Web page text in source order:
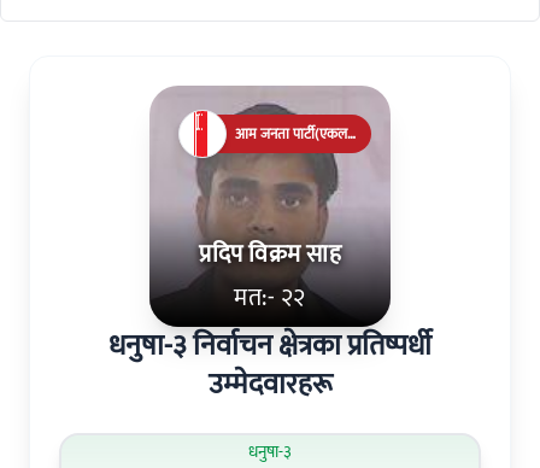
प्रदिप विक्रम साह
मत:- २२
आम जनता पार्टी(एकल
चुनाव चिन्ह)
धनुषा-३ निर्वाचन क्षेत्रका प्रतिष्पर्धी
उम्मेदवारहरू
धनुषा-३